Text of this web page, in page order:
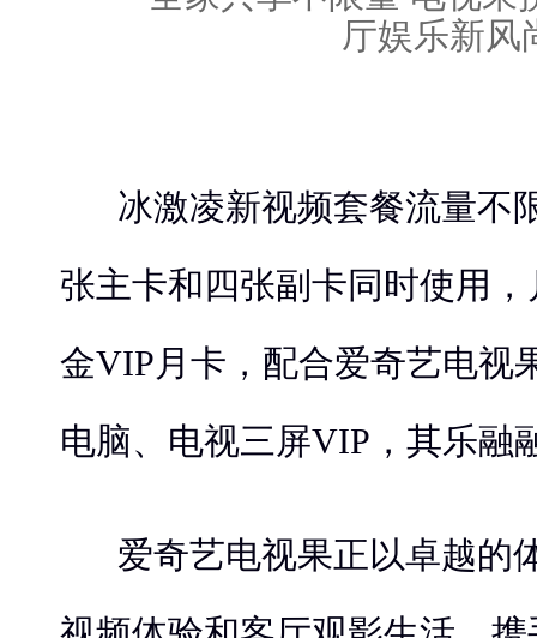
冰激凌新视频套餐流量不
张主卡和四张副卡同时使用
金VIP月卡，配合爱奇艺电视
电脑、电视三屏VIP，其乐融
爱奇艺电视果正以卓越的